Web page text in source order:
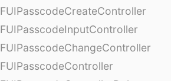
FUIPasscodeCreateController
FUIPasscodeInputController
FUIPasscodeChangeController
FUIPasscodeController